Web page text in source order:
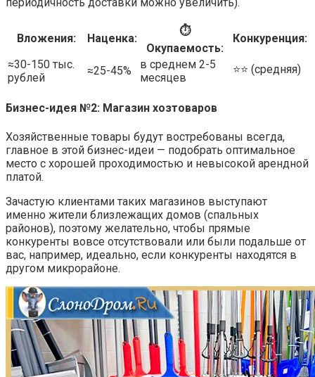
Вложения: Наценка:
⏱
Окупаемость:
Конкуренция:
≈30-150 тыс.
рублей
≈25-45%
в среднем 2-5
месяцев
⭐️⭐️ (средняя)
Бизнес-идея №2: Магазин хозтоваров
Хозяйственные товары будут востребованы всегда,
главное в этой бизнес-идеи — подобрать оптимальное
место с хорошей проходимостью и невысокой арендной
платой.
Зачастую клиентами таких магазинов выступают
именно жители близлежащих домов (спальных
районов), поэтому желательно, чтобы прямые
конкуренты вовсе отсутствовали или были подальше от
вас, например, идеально, если конкуренты находятся в
другом микрорайоне.